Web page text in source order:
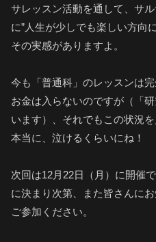
サレッスン活動を通して、サ
に”人生が少しでも楽しい方向
その実感がありますよ。
今も「普通科」のレッスンは
お金は入らないのですが（「
います）、それでもこの状況
本当に、泣けるくらいにね！
次回は12月22日（月）に開催
に決まり次第、また皆さんに
ご参加ください。